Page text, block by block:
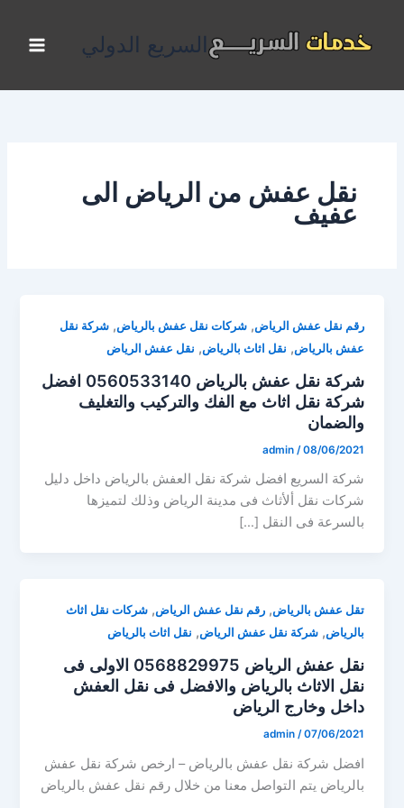
المحتوى
السريع الدولي
نقل عفش من الرياض الى
عفيف
رقم نقل عفش الرياض,شركات نقل عفش بالرياض,شركة نقل
عفش بالرياض, نقل اثاث بالرياض, نقل عفش الرياض
شركة نقل عفش بالرياض 0560533140 افضل
شركة نقل اثاث مع الفك والتركيب والتغليف
والضمان
admin /08/06/2021
شركة السريع افضل شركة نقل العفش بالرياض داخل دليل
شركات نقل ألأثاث فى مدينة الرياض وذلك لتميزها
بالسرعة فى النقل […]
تقل عفش بالرياض,رقم نقل عفش الرياض,شركات نقل اثاث
بالرياض,شركة نقل عفش الرياض, نقل اثاث بالرياض
نقل عفش الرياض 0568829975 الاولى فى
نقل الاثاث بالرياض والافضل فى نقل العفش
داخل وخارج الرياض
admin /07/06/2021
افضل شركة نقل عفش بالرياض – ارخص شركة نقل عفش
بالرياض يتم التواصل معنا من خلال رقم نقل عفش بالرياض